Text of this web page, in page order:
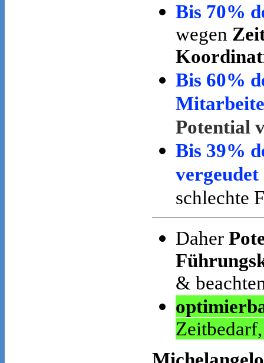
Bis 70%
wegen
Bis 60%
Potential
Bis 39%
vergeudet
schlechte
Daher
&